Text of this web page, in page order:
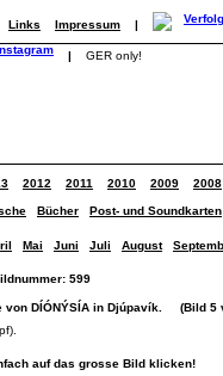
Links Impressum |
| GER only!
2012 2011 2010 2009 2008
Bücher Post- und Soundkarten
Mai Juni Juli August
599
von DÍÓNÝSÍA in Djúpavík. (Bild 5
auf das grosse Bild klicken!